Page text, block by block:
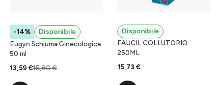
-14%
Disponibile
Eugyn Schiuma Ginecologica
50 ml
13,59 €15,80 €
Disponibile
FAUCIL COLLUTORIO
250ML
15,73 €